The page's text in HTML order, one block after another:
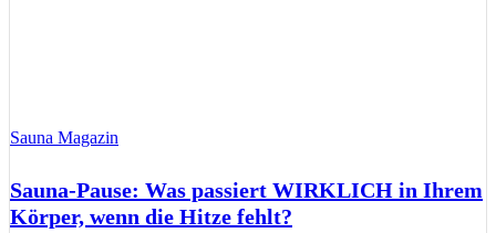
Sauna Magazin
Sauna-Pause: Was passiert WIRKLICH in Ihrem
Körper, wenn die Hitze fehlt?